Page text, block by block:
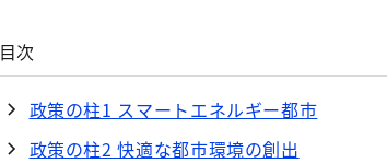
目次
政策の柱1 スマートエネルギー都市
政策の柱2 快適な都市環境の創出